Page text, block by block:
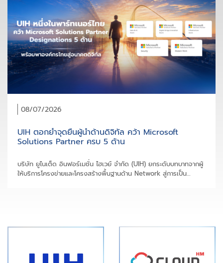
08/07/2026
UIH ตอกย้ำจุดยืนผู้นำด้านดิจิทัล คว้า Microsoft
Solutions Partner ครบ 5 ด้าน
บริษัท ยูไนเต็ด อินฟอร์เมชั่น ไฮเวย์ จำกัด (UIH) ยกระดับบทบาทจากผู้
ให้บริการโครงข่ายและโครงสร้างพื้นฐานด้าน Network สู่การเป็น